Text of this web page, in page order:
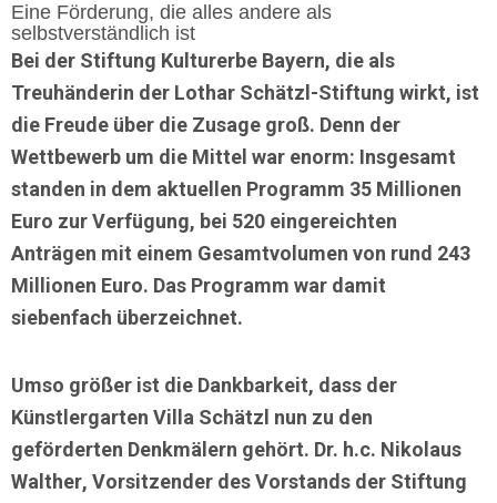
Eine Förderung, die alles andere als
selbstverständlich ist
Bei der Stiftung Kulturerbe Bayern, die als
Treuhänderin der Lothar Schätzl-Stiftung wirkt, ist
die Freude über die Zusage groß. Denn der
Wettbewerb um die Mittel war enorm: Insgesamt
standen in dem aktuellen Programm 35 Millionen
Euro zur Verfügung, bei 520 eingereichten
Anträgen mit einem Gesamtvolumen von rund 243
Millionen Euro. Das Programm war damit
siebenfach überzeichnet.
Umso größer ist die Dankbarkeit, dass der
Künstlergarten Villa Schätzl nun zu den
geförderten Denkmälern gehört. Dr. h.c. Nikolaus
Walther, Vorsitzender des Vorstands der Stiftung